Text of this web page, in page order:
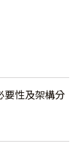
要性及架構分